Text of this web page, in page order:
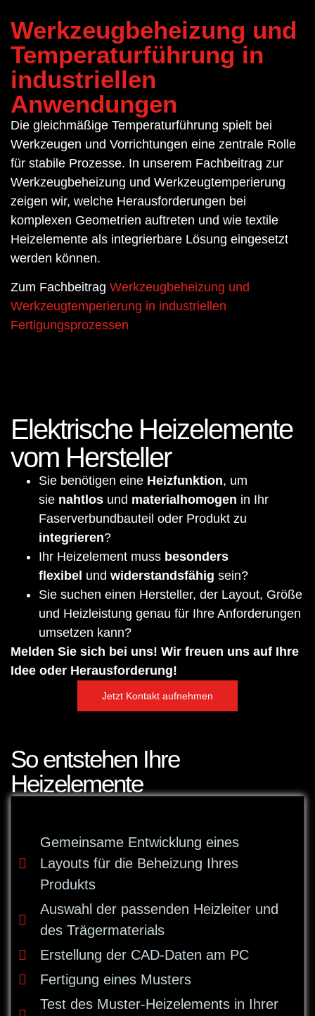
✓ Heizelemente für die Medizin­technik, für Therapie­
geräte und Polster­liegen
Werkzeug­beheizung und
Temperatur­führung in
industriellen
Anwendungen
Die gleichmäßige Temperaturführung spielt bei
Werkzeugen und Vorrichtungen eine zentrale Rolle
für stabile Prozesse. In unserem Fachbeitrag zur
Werkzeugbeheizung und Werkzeugtemperierung
zeigen wir, welche Herausforderungen bei
komplexen Geometrien auftreten und wie textile
Heizelemente als integrierbare Lösung eingesetzt
werden können.
Zum Fachbeitrag Werkzeugbeheizung und
Werkzeugtemperierung in industriellen
Fertigungsprozessen
Elektrische Heizelemente
vom Hersteller
Sie benötigen eine Heizfunktion, um
sie nahtlos und material­homogen in Ihr
Faserverbundbauteil oder Produkt zu
integrieren?
Ihr Heizelement muss besonders
flexibel und widerstandsfähig sein?
Sie suchen einen Hersteller, der Layout, Größe
und Heizleistung genau für Ihre Anforderungen
umsetzen kann?
Melden Sie sich bei uns! Wir freuen uns auf Ihre
Idee oder Herausforderung!
Jetzt Kontakt aufnehmen
So entstehen Ihre
Heizelemente
Gemeinsame Entwicklung eines
Layouts für die Beheizung Ihres
Produkts
Auswahl der passenden Heizleiter und
des Trägermaterials
Erstellung der CAD-Daten am PC
Fertigung eines Musters
Test des Muster-Heizelements in Ihrer